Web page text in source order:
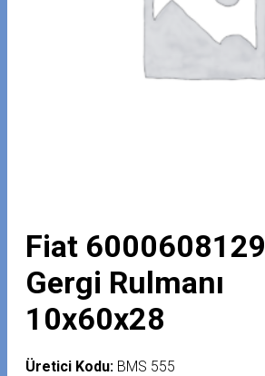
Fiat 6000608129
Gergi Rulmanı
10x60x28
Üretici Kodu: BMS 555